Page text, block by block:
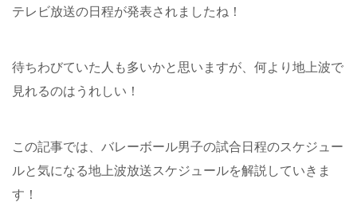
テレビ放送の日程が発表されましたね！
待ちわびていた人も多いかと思いますが、何より地上波で
見れるのはうれしい！
この記事では、バレーボール男子の試合日程のスケジュー
ルと気になる地上波放送スケジュールを解説していきま
す！